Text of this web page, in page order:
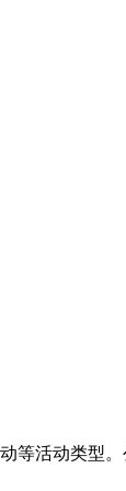
等活动类型。